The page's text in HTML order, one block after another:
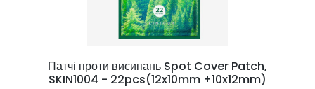
Патчі проти висипань Spot Cover Patch,
SKIN1004 - 22pcs(12x10mm +10x12mm)